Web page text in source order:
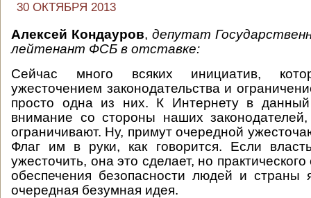
30 ОКТЯБРЯ 2013
Алексей Кондауров, депутат
лейтенант ФСБ в отставке:
Сейчас много всяких инициатив,
ужесточением законодательства и
просто одна из них. К Интернету в
внимание со стороны наших
ограничивают. Ну, примут очередной
Флаг им в руки, как говорится. Если
ужесточить, она это сделает, но
обеспечения безопасности людей и страны
очередная безумная идея.